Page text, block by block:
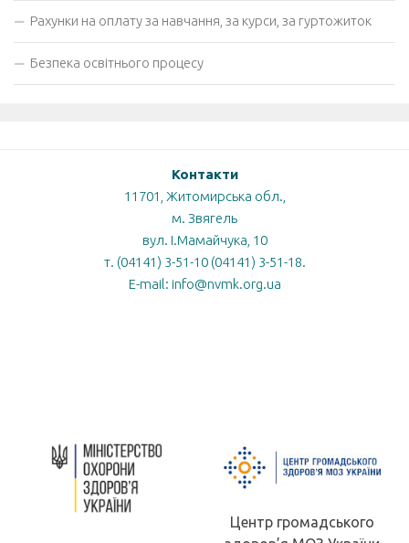
Рахунки на оплату за навчання, за курси, за гуртожиток
Безпека освітнього процесу
Контакти
11701, Житомирська обл.,
м. Звягель
вул. І.Мамайчука, 10
т. (04141) 3-51-10 (04141) 3-51-18.
E-mail: info@nvmk.org.ua
Центр громадського